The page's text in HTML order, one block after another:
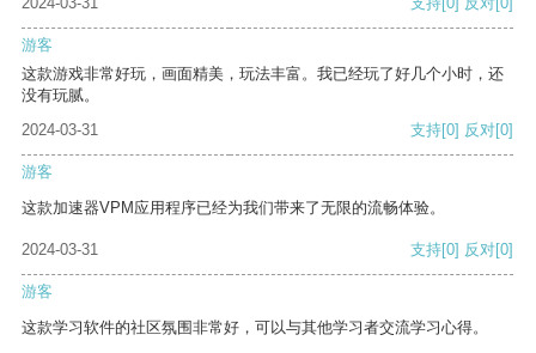
游客
这款游戏非常好玩，画面精美，玩法丰富。我已经玩了好几个小时，还
没有玩腻。
2024-03-31
支持[0] 反对[0]
游客
这款加速器VPM应用程序已经为我们带来了无限的流畅体验。
2024-03-31 支持[0] 反对[0]
游客
这款学习软件的社区氛围非常好，可以与其他学习者交流学习心得。